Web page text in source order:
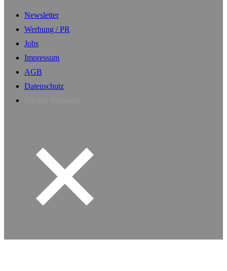
Newsletter
Werbung / PR
Jobs
Impressum
AGB
Datenschutz